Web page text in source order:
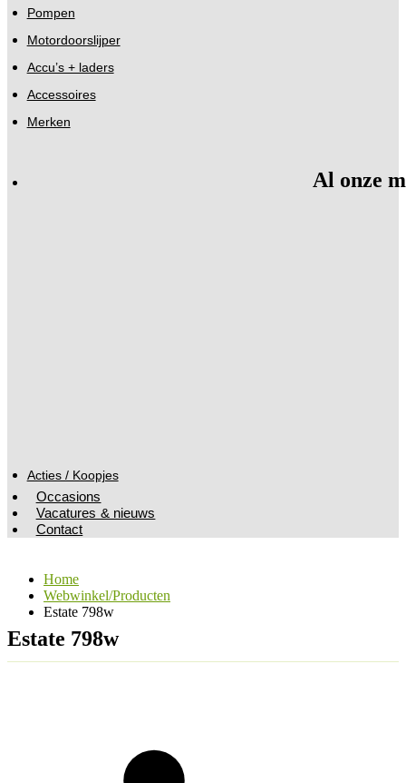
Pompen
Motordoorslijper
Accu’s + laders
Accessoires
Merken
Al onze
Acties / Koopjes
Occasions
Vacatures & nieuws
Contact
Home
Webwinkel/Producten
Estate 798w
Estate 798w